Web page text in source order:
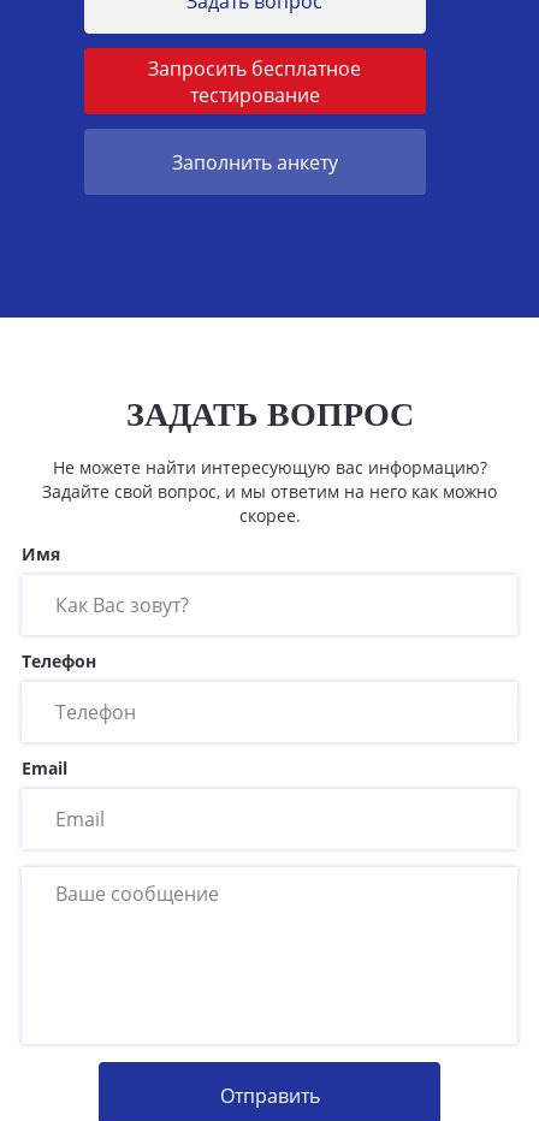
Запросить бесплатное
тестирование
Заполнить анкету
ЗАДАТЬ ВОПРОС
Не можете найти интересующую вас информацию?
Задайте свой вопрос, и мы ответим на него как можно
скорее.
Имя
Телефон
Email
Отправить